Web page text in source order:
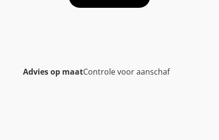
Advies op maatControle voor aanschaf